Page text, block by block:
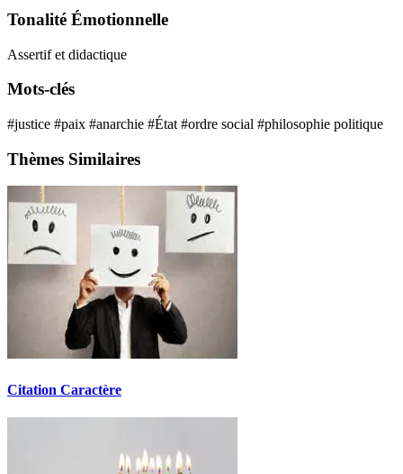
Tonalité Émotionnelle
Assertif et didactique
Mots-clés
#justice #paix #anarchie #État #ordre social #philosophie politique
Thèmes Similaires
Citation Caractère